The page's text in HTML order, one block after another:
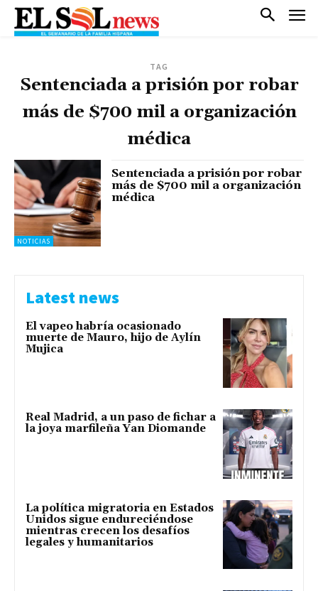
TAG
Sentenciada a prisión por robar
más de $700 mil a organización
médica
NOTICIAS
Sentenciada a prisión por robar
más de $700 mil a organización
médica
Latest news
El vapeo habría ocasionado
muerte de Mauro, hijo de Aylín
Mujica
Real Madrid, a un paso de fichar a
la joya marfileña Yan Diomande
La política migratoria en Estados
Unidos sigue endureciéndose
mientras crecen los desafíos
legales y humanitarios